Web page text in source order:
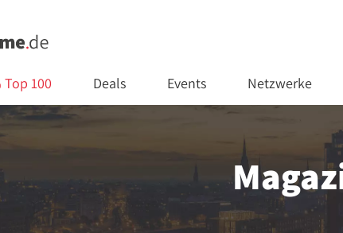
Top 100 Deals Events Netzwerke